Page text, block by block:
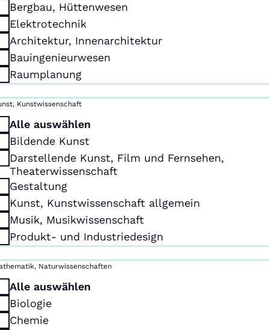
Bergbau, Hüttenwesen
Elektrotechnik
Architektur, Innenarchitektur
Bauingenieurwesen
Raumplanung
Kunstwissenschaft
Alle auswählen
Bildende Kunst
Darstellende Kunst, Film und Fernsehen,
Theaterwissenschaft
Gestaltung
Kunst, Kunstwissenschaft allgemein
Musik, Musikwissenschaft
Produkt- und Industriedesign
Naturwissenschaften
Alle auswählen
Biologie
Chemie